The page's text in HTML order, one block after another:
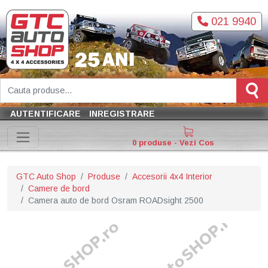
021 9940
AUTENTIFICARE INREGISTRARE
0 produse - Vezi Cos
GTC Auto Shop Produse
Accesorii 4x4 Interior
Camere de bord
Camera auto de bord Osram ROADsight 2500